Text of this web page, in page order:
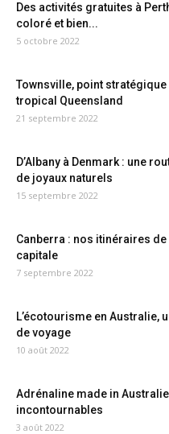
Des activités gratuites à
coloré et bien...
5 octobre 2022
Townsville, point stratégique
tropical Queensland
21 septembre 2022
D’Albany à Denmark : une
de joyaux naturels
15 septembre 2022
Canberra : nos itinéraires
capitale
7 septembre 2022
L’écotourisme en Australie,
de voyage
10 août 2022
Adrénaline made in
incontournables
3 août 2022